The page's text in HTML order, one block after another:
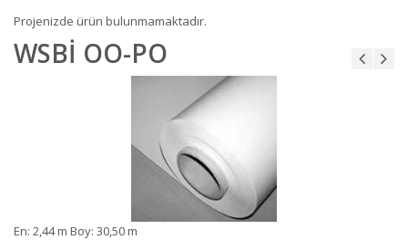
Projenizde ürün bulunmamaktadır.
WSBİ OO-PO
En: 2,44 m Boy: 30,50 m